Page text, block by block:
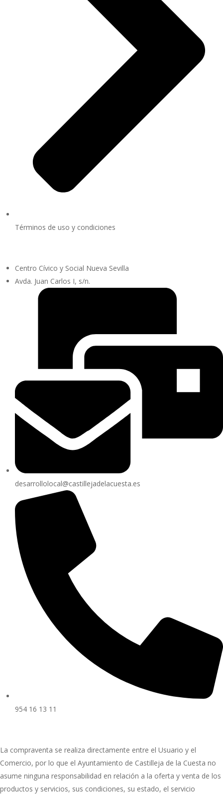
Términos de uso y condiciones
Centro Cívico y Social Nueva Sevilla
Avda. Juan Carlos I, s/n.
desarrollolocal@castillejadelacuesta.es
954 16 13 11
La compraventa se realiza directamente entre el Usuario y el
Comercio, por lo que el Ayuntamiento de Castilleja de la Cuesta no
asume ninguna responsabilidad en relación a la oferta y venta de los
productos y servicios, sus condiciones, su estado, el servicio